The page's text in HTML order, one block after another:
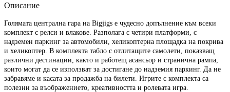
Описание
Голямата централна гара на Bigjigs е чудесно допълнение към всеки
комплект с релси и влакове. Разполага с четири платформи, с
надземен паркинг за автомобили, хеликоптерна площадка на покрива
и хеликоптер. В комплекта табло с отлитащите самолети, показващ
различни дестинации, както и работещ асансьор и странична рампа,
които могат да се използват за достигане до надземия паркинг. Да не
забравяме и касата за продажба на билети. Игрите с комплекта са
полезни за въображението, креативността и ролевата игра.